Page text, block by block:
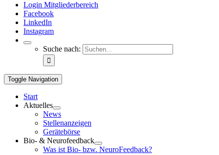
Login Mitgliederbereich
Facebook
LinkedIn
Instagram
Suche nach:
Toggle Navigation
Start
Aktuelles
News
Stellenanzeigen
Gerätebörse
Bio- & Neurofeedback
Was ist Bio- bzw. NeuroFeedback?